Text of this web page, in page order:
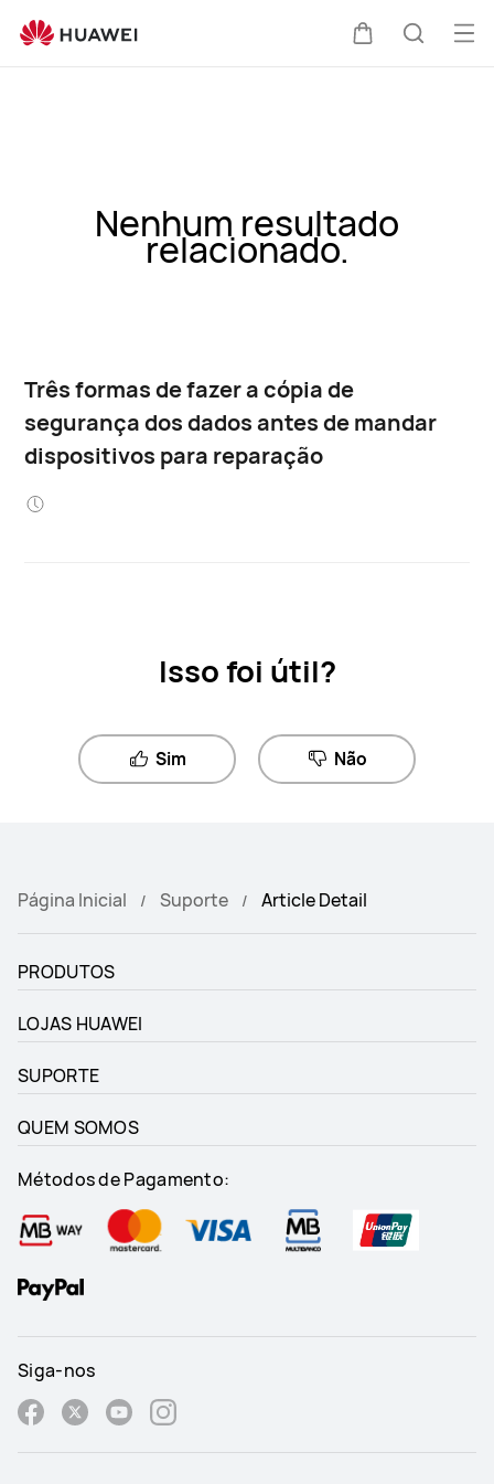
Nenhum resultado
relacionado.
Três formas de fazer a cópia de
segurança dos dados antes de mandar
dispositivos para reparação
Isso foi útil?
Sim Não
Página Inicial Suporte Article Detail
PRODUTOS
LOJAS HUAWEI
SUPORTE
QUEM SOMOS
Métodos de Pagamento:
Siga-nos